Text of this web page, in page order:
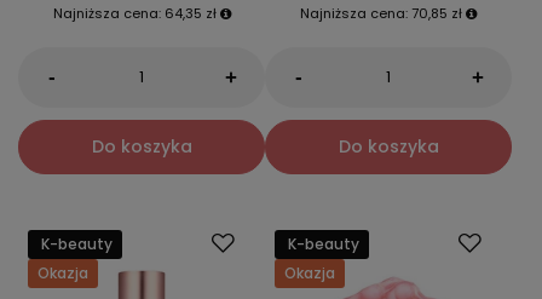
Najniższa cena: 64,35 zł
- +
Do koszyka
Najniższa cena: 70,85 zł
- +
Do koszyka
K-beauty
Okazja
K-beauty
Okazja